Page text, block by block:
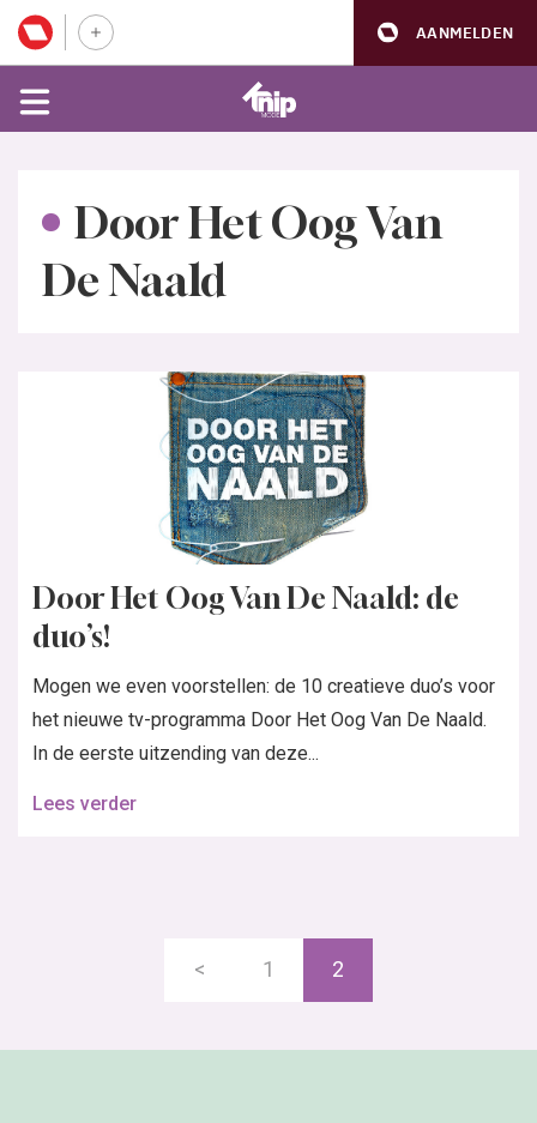
AANMELDEN
Door Het Oog Van
De Naald
Door Het Oog Van De Naald: de
duo’s!
Mogen we even voorstellen: de 10 creatieve duo’s voor
het nieuwe tv-programma Door Het Oog Van De Naald.
In de eerste uitzending van deze...
Lees verder
< 1 2